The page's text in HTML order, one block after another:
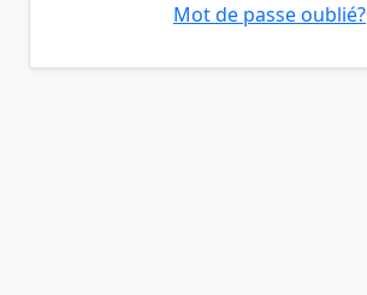
Mot de passe oublié?